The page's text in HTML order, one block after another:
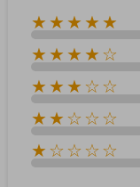
★★★★★
★★★★☆
★★★☆☆
★★☆☆☆
★☆☆☆☆